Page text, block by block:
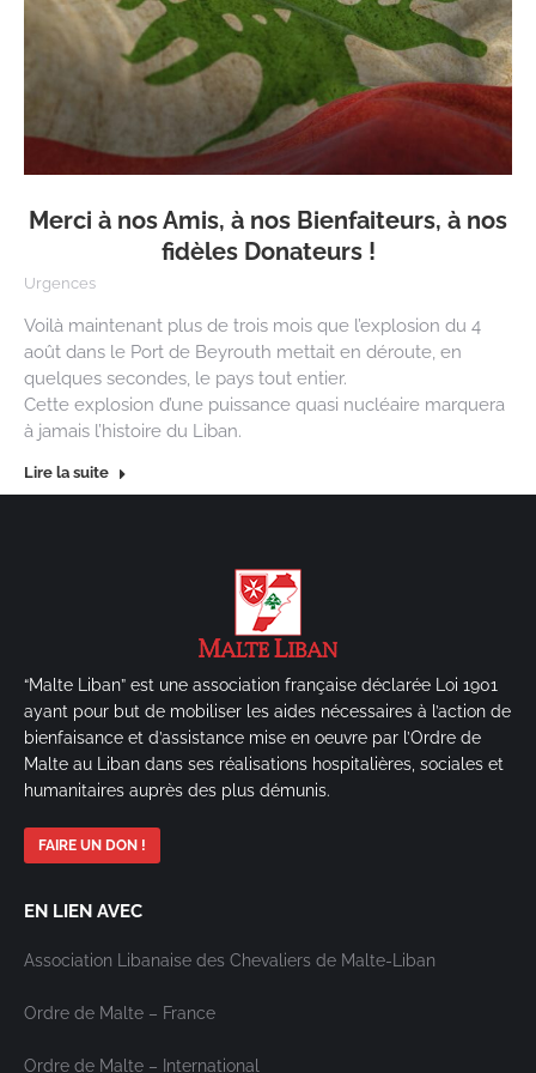
Merci à nos Amis, à nos Bienfaiteurs, à nos
fidèles Donateurs !
Urgences
Voilà maintenant plus de trois mois que l’explosion du 4
août dans le Port de Beyrouth mettait en déroute, en
quelques secondes, le pays tout entier.
Cette explosion d’une puissance quasi nucléaire marquera
à jamais l’histoire du Liban.
Lire la suite
“Malte Liban” est une association française déclarée Loi 1901
ayant pour but de mobiliser les aides nécessaires à l’action de
bienfaisance et d’assistance mise en oeuvre par l’Ordre de
Malte au Liban dans ses réalisations hospitalières, sociales et
humanitaires auprès des plus démunis.
FAIRE UN DON !
EN LIEN AVEC
Association Libanaise des Chevaliers de Malte-Liban
Ordre de Malte – France
Ordre de Malte – International